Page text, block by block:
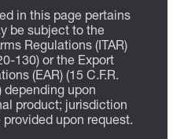
in this page pertains
be subject to the
Regulations (ITAR)
130) or the Export
(EAR) (15 C.F.R.
depending upon
product; jurisdiction
upon request.